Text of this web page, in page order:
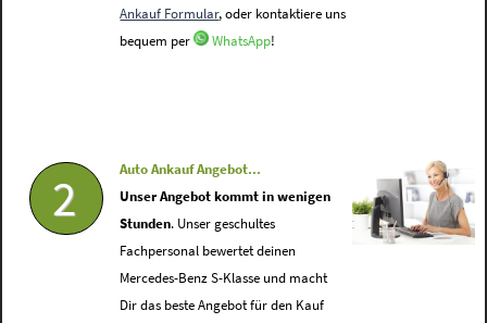
Ankauf Formular, oder kontaktiere uns
bequem per
WhatsApp!
2
Auto Ankauf Angebot...
Unser Angebot kommt in wenigen
Stunden. Unser geschultes
Fachpersonal bewertet deinen
Mercedes-Benz S-Klasse und macht
Dir das beste Angebot für den Kauf